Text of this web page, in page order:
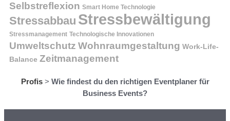
Selbstreflexion Smart Home Technologie
Stressabbau Stressbewältigung
Stressmanagement Technologische Innovationen
Umweltschutz Wohnraumgestaltung Work-Life-
Balance Zeitmanagement
Profis> Wie findest du den richtigen Eventplaner für
Business Events?